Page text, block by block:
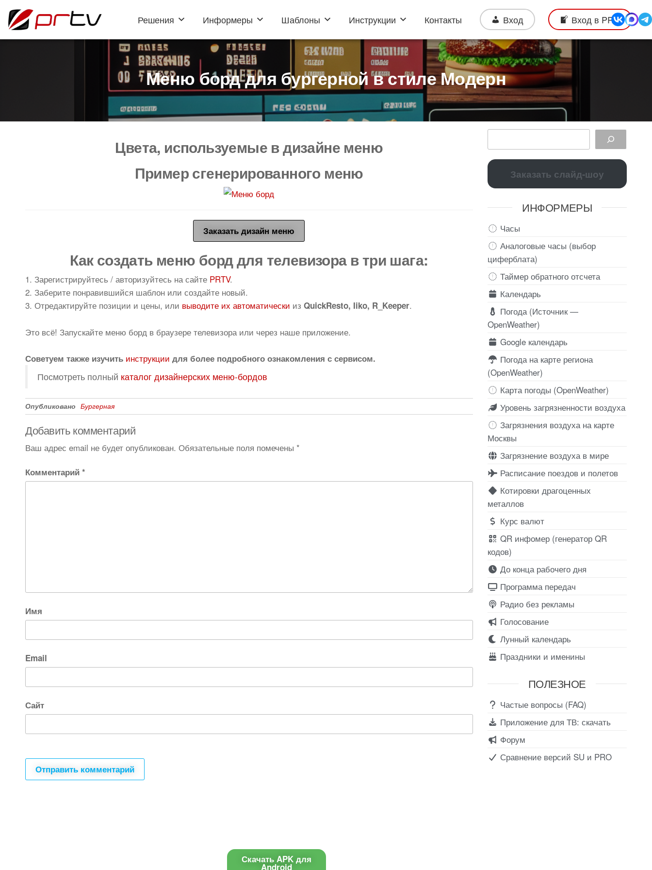
PRTV
конструктор
слайд-шоу
для
телевизоров
Решения Информеры Шаблоны Инструкции Контакты Вход Вход в PRO
Меню борд для бургерной в стиле Модерн
Цвета, используемые в дизайне меню
Пример сгенерированного меню
Заказать дизайн меню
Как создать меню борд для телевизора в три шага:
1. Зарегистрируйтесь / авторизуйтесь на сайте PRTV.
2. Заберите понравившийся шаблон или создайте новый.
3. Отредактируйте позиции и цены, или выводите их автоматически из QuickResto, Iiko, R_Keeper.
Это всё! Запускайте меню борд в браузере телевизора или через наше приложение.
Советуем также изучить инструкции для более подробного ознакомления с сервисом.
Посмотреть полный каталог дизайнерских меню-бордов
Опубликовано Бургерная
Добавить комментарий
Ваш адрес email не будет опубликован. Обязательные поля помечены *
Комментарий *
Имя
Email
Сайт
Заказать слайд-шоу
ИНФОРМЕРЫ
Часы
Аналоговые часы (выбор
циферблата)
Таймер обратного отсчета
Календарь
Погода (Источник —
OpenWeather)
Google календарь
Погода на карте региона
(OpenWeather)
Карта погоды (OpenWeather)
Уровень загрязненности воздуха
Загрязнения воздуха на карте
Москвы
Загрязнение воздуха в мире
Расписание поездов и полетов
Котировки драгоценных
металлов
Курс валют
QR инфомер (генератор QR
кодов)
До конца рабочего дня
Программа передач
Радио без рекламы
Голосование
Лунный календарь
Праздники и именины
ПОЛЕЗНОЕ
Частые вопросы (FAQ)
Приложение для ТВ: скачать
Форум
Сравнение версий SU и PRO
Скачать APK для
Android